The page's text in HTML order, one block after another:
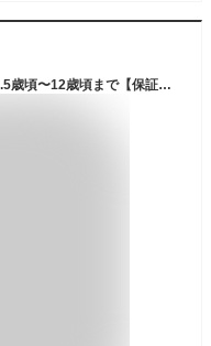
カトージ Joie アイ・トレバー カーボン 3.5歳頃〜12歳頃まで【保証期間：1年】[ 新安全基準 ECE R129/03 適合 i-size アイサイズ ISOFIX アイソフィックス KATOJI ジョイー ジュニアシート チャイルドシート ブラック 側面衝突対応]